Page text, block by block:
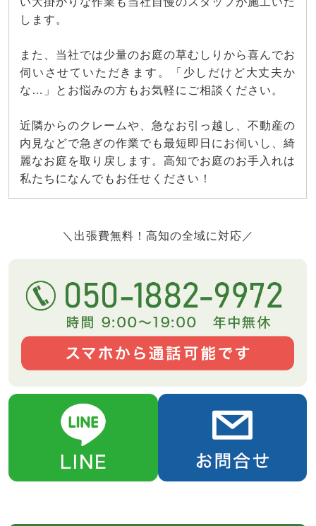
します。
また、当社では少量のお庭の草むしりから喜んでお
伺いさせていただきます。「少しだけど大丈夫か
な…」とお悩みの方もお気軽にご相談ください。
近隣からのクレームや、急なお引っ越し、不動産の
内見などで急ぎの作業でも最短即日にお伺いし、綺
麗なお庭を取り戻します。高知でお庭のお手入れは
私たちになんでもお任せください！
＼出張費無料！高知の全域に対応／